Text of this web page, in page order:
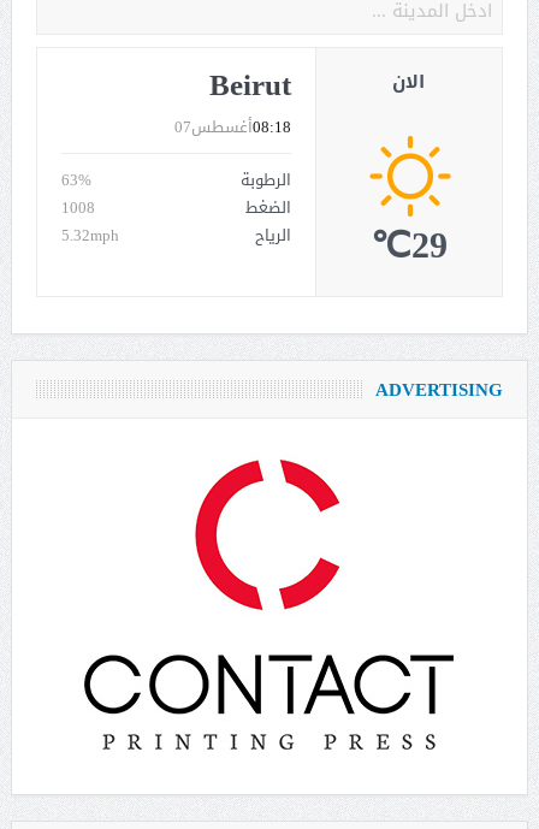
Beirut
أغسطس0708:18
الرطوبة
63%
الضغط
1008
الرياح
5.32mph
الان
29℃
ADVERTISING